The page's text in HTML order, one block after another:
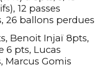
0
12 passes
26 ballons perdues
Benoit Injaï 8pts,
6 pts, Lucas
Marcus Gomis